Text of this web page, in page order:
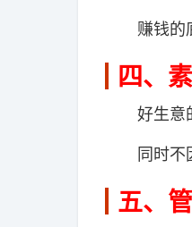
赚钱的底
四、
好生意的
同时不因
五、